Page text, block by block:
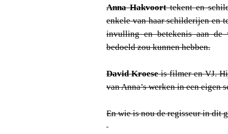
Anna Hakvoorttekent en
enkele van haar schilderijen en
invulling en betekenis aan de
bedoeld zou kunnen hebben.
David Kroeseis filmer en VJ.
van Anna’s werken in een eigen
En wie is nou de regisseur in dit